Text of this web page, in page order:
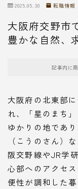
2025.05.30 転職情報
大阪府交野市
豊かな自然、
記事内に
大阪府の北東部
れ、「星のまち
ゆかりの地であ
（こうのさん）
阪交野線やJR学
心部へのアクセ
便性が調和した